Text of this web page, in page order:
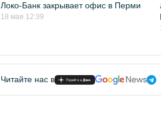
Локо-Банк закрывает офис в Перми
18 мая 12:39
Читайте нас в